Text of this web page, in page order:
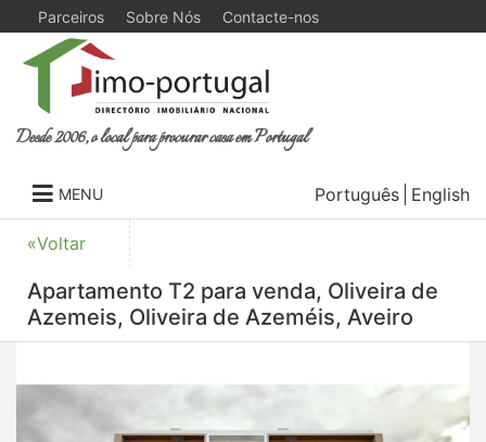
Parceiros Sobre Nós Contacte-nos
Desde 2006, o local para procurar casa em Portugal
MENU Português English
«Voltar
Apartamento T2 para venda, Oliveira de
Azemeis, Oliveira de Azeméis, Aveiro